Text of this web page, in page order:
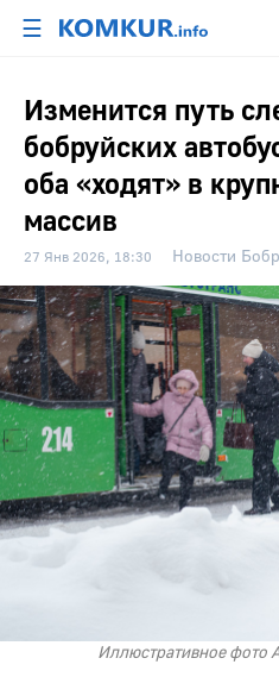
☰
Изменится путь
бобруйских
оба «ходят» в
массив
27 Янв 2026, 18:30 Новости
Иллюстративное фото